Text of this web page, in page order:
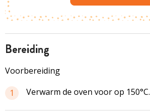
bereiding
Voorbereiding
1
Verwarm de oven voor op 150°C.